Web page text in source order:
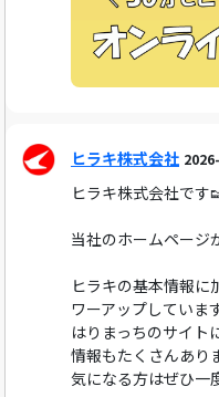
ヒラキ株式会社
ヒラキ株式会社です
当社のホームページ
ヒラキの基本情報
ワーアップしていま
はりまっちのサイト
情報もたくさんあり
気になる方はぜひ一